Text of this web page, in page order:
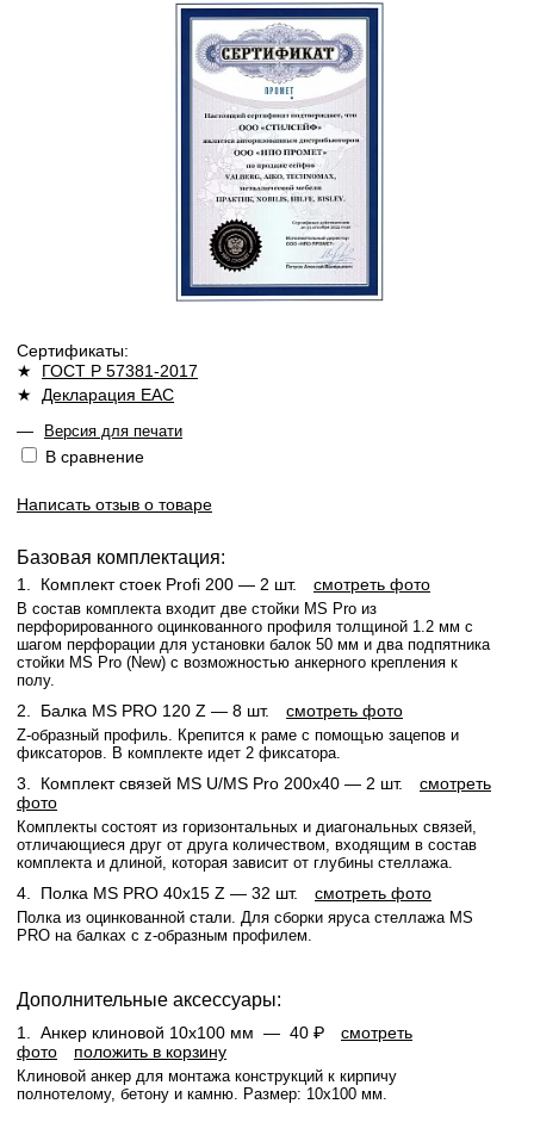
Сертификаты:
★ ГОСТ Р 57381-2017
★ Декларация ЕАС
—
Версия для печати
В сравнение
Написать отзыв о товаре
Базовая комплектация:
1. Комплект стоек Profi 200 — 2 шт. смотреть фото
В состав комплекта входит две стойки MS Pro из
перфорированного оцинкованного профиля толщиной 1.2 мм с
шагом перфорации для установки балок 50 мм и два подпятника
стойки MS Pro (New) с возможностью анкерного крепления к
полу.
2. Балка MS PRO 120 Z — 8 шт. смотреть фото
Z-образный профиль. Крепится к раме с помощью зацепов и
фиксаторов. В комплекте идет 2 фиксатора.
3. Комплект связей MS U/MS Pro 200x40 — 2 шт.
смотреть
фото
Комплекты состоят из горизонтальных и диагональных связей,
отличающиеся друг от друга количеством, входящим в состав
комплекта и длиной, которая зависит от глубины стеллажа.
4. Полка MS PRO 40х15 Z — 32 шт. смотреть фото
Полка из оцинкованной стали. Для сборки яруса стеллажа MS
PRO на балках с z-образным профилем.
Дополнительные аксессуары:
1. Анкер клиновой 10х100 мм — 40 ₽
смотреть
фото
положить в корзину
Клиновой анкер для монтажа конструкций к кирпичу
полнотелому, бетону и камню. Размер: 10х100 мм.